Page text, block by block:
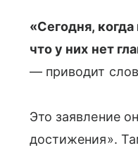
«Сегодня,
что у них нет
— приводит
Это заявление
достижения».